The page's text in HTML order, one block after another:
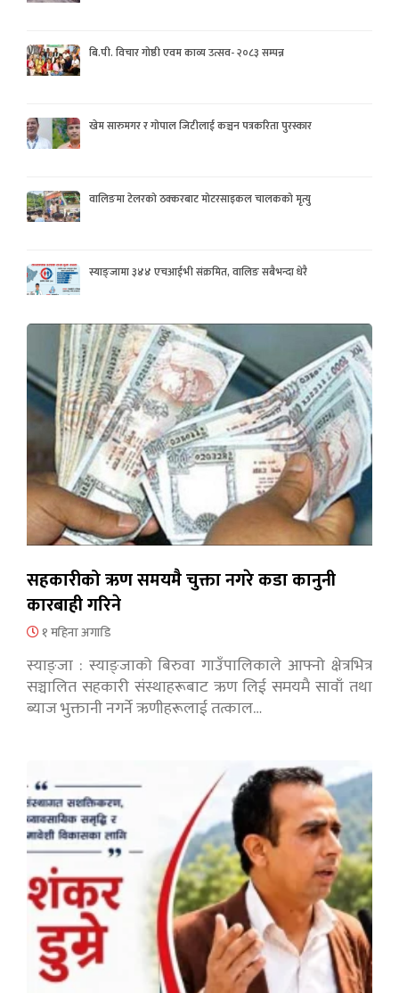
बि.पी. विचार गोष्ठी एवम काव्य उत्सव- २०८३ सम्पन्न
खेम सारुमगर र गोपाल जिटीलाई कञ्चन पत्रकरिता पुरस्कार
वालिङमा टेलरको ठक्करबाट मोटरसाइकल चालकको मृत्यु
स्याङ्जामा ३४४ एचआईभी संक्रमित, वालिङ सबैभन्दा धेरै
सहकारीको ऋण समयमै चुक्ता नगरे कडा कानुनी
कारबाही गरिने
१ महिना अगाडि
स्याङ्जा : स्याङ्जाको बिरुवा गाउँपालिकाले आफ्नो क्षेत्रभित्र
सञ्चालित सहकारी संस्थाहरूबाट ऋण लिई समयमै सावाँ तथा
ब्याज भुक्तानी नगर्ने ऋणीहरूलाई तत्काल…